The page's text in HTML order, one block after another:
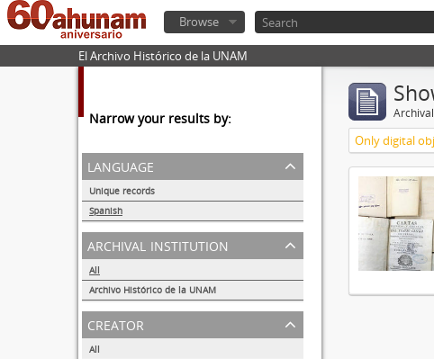
Browse
El Archivo Histórico de la UNAM
Narrow your results by:
language
Unique records
Spanish
1
archival institution
All
Archivo Histórico de la UNAM
1
creator
All
Only digital